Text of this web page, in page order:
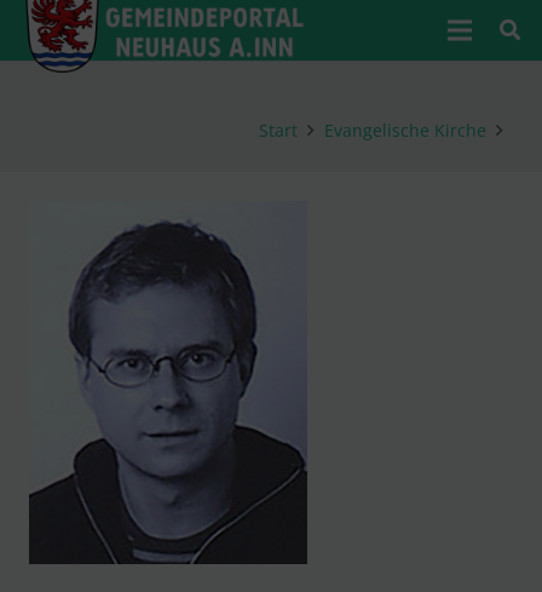
Start Evangelische Kirche